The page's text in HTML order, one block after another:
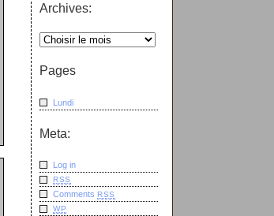
Archives:
Pages
Lundi
Meta:
Log in
RSS
Comments RSS
WP